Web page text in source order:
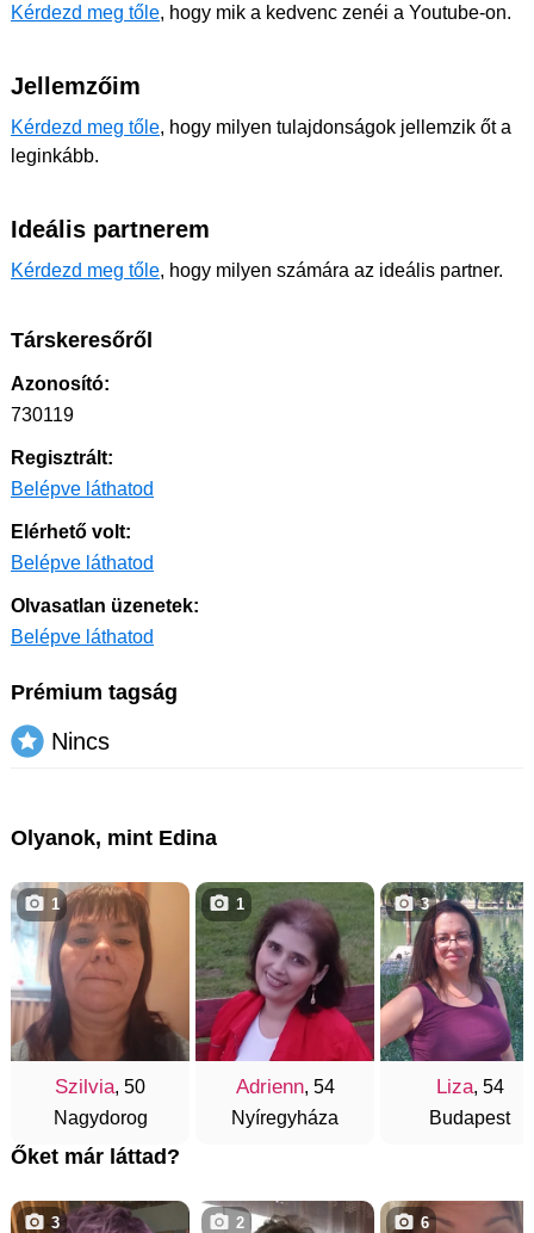
Kérdezd meg tőle, hogy mik a kedvenc zenéi a Youtube-on.
Jellemzőim
Kérdezd meg tőle, hogy milyen tulajdonságok jellemzik őt a
leginkább.
Ideális partnerem
Kérdezd meg tőle, hogy milyen számára az ideális partner.
Társkeresőről
Azonosító:
730119
Regisztrált:
Belépve láthatod
Elérhető volt:
Belépve láthatod
Olvasatlan üzenetek:
Belépve láthatod
Prémium tagság
Nincs
Olyanok, mint Edina
Szilvia, 50
Nagydorog
1
Adrienn, 54
Nyíregyháza
1
Liza, 54
Budapest
3
Őket már láttad?
3 2 6